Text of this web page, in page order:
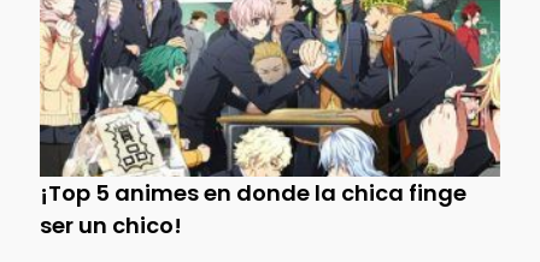
¡Top 5 animes en donde la chica finge
ser un chico!